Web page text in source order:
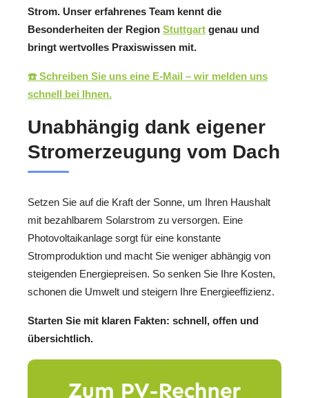
Strom. Unser erfahrenes Team kennt die
Besonderheiten der Region Stuttgart genau und
bringt wertvolles Praxiswissen mit.
☎️ Schreiben Sie uns eine E‑Mail – wir melden uns
schnell bei Ihnen.
Unabhängig dank eigener
Stromerzeugung vom Dach
Setzen Sie auf die Kraft der Sonne, um Ihren Haushalt
mit bezahlbarem Solarstrom zu versorgen. Eine
Photovoltaikanlage sorgt für eine konstante
Stromproduktion und macht Sie weniger abhängig von
steigenden Energiepreisen. So senken Sie Ihre Kosten,
schonen die Umwelt und steigern Ihre Energieeffizienz.
Starten Sie mit klaren Fakten: schnell, offen und
übersichtlich.